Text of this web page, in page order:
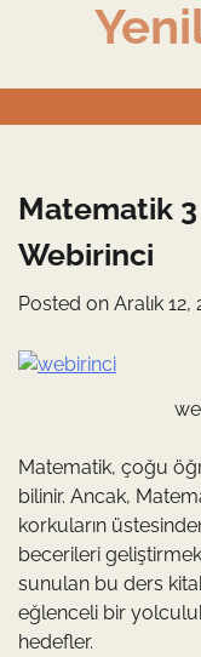
Matematik 3
Webirinci
Posted on Aralık 12,
Matematik, çoğu
bilinir. Ancak,
korkuların
becerileri
sunulan bu ders
eğlenceli bir
hedefler.